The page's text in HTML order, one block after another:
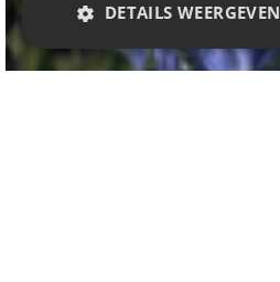
DETAILS WEERGEVEN